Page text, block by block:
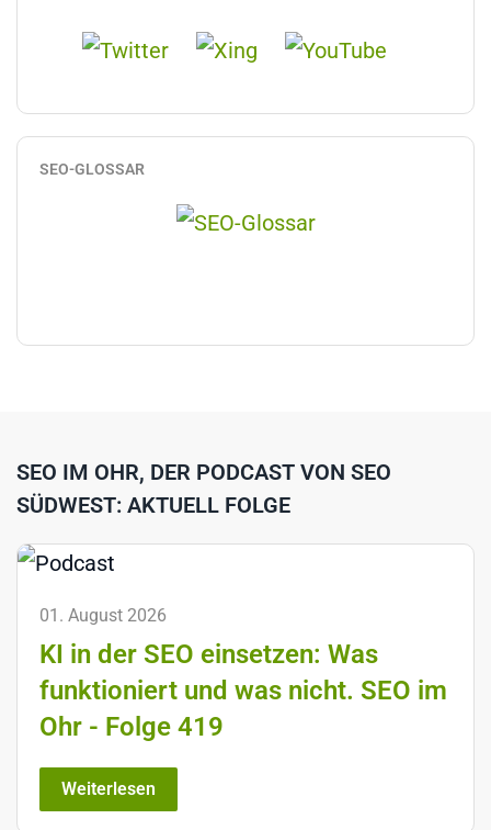
SEO-GLOSSAR
SEO IM OHR, DER PODCAST VON SEO
SÜDWEST: AKTUELL FOLGE
01. August 2026
KI in der SEO einsetzen: Was
funktioniert und was nicht. SEO im
Ohr - Folge 419
Weiterlesen